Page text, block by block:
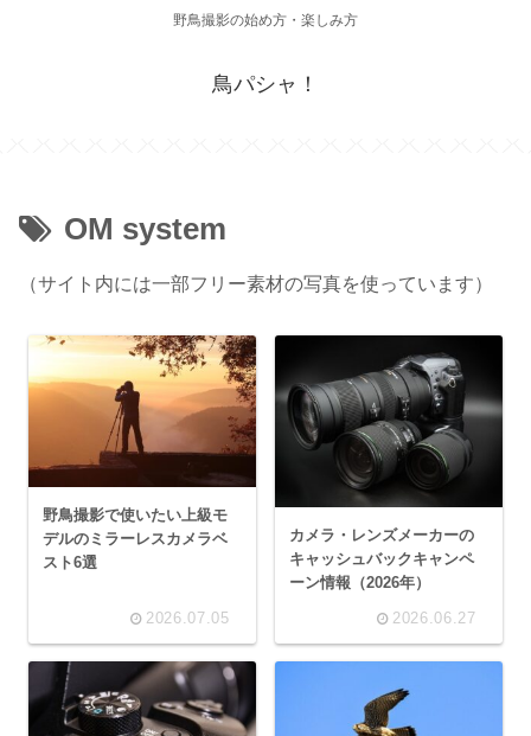
野鳥撮影の始め方・楽しみ方
鳥パシャ！
OM system
（サイト内には一部フリー素材の写真を使っています）
野鳥撮影で使いたい上級モ
デルのミラーレスカメラベ
スト6選
2026.07.05
カメラ・レンズメーカーの
キャッシュバックキャンペ
ーン情報（2026年）
2026.06.27